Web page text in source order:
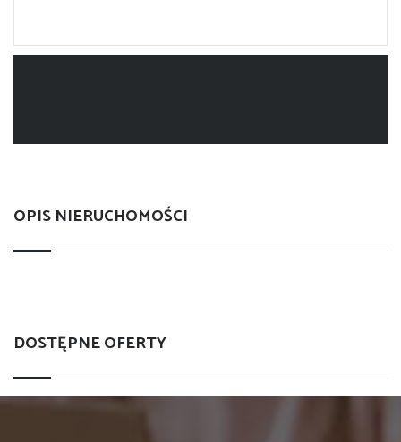
OPIS NIERUCHOMOŚCI
DOSTĘPNE OFERTY